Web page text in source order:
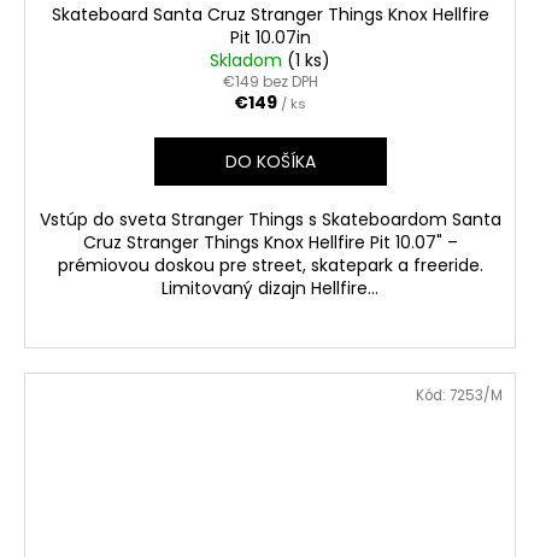
Skateboard Santa Cruz Stranger Things Knox Hellfire
Pit 10.07in
Skladom (1 ks)
€149 bez DPH
€149 / ks
DO KOŠÍKA
Vstúp do sveta Stranger Things s Skateboardom Santa
Cruz Stranger Things Knox Hellfire Pit 10.07" –
prémiovou doskou pre street, skatepark a freeride.
Limitovaný dizajn Hellfire...
Kód: 7253/M